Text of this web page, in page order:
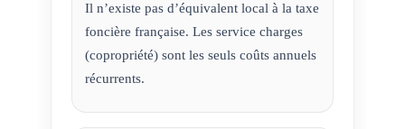
Il n’existe pas d’équivalent local à la taxe
foncière française. Les service charges
(copropriété) sont les seuls coûts annuels
récurrents.